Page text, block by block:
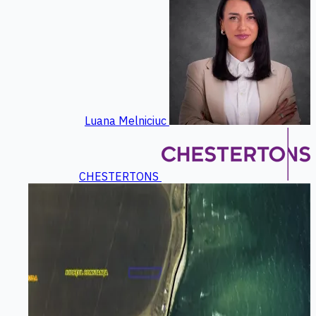
Luana Melniciuc
CHESTERTONS